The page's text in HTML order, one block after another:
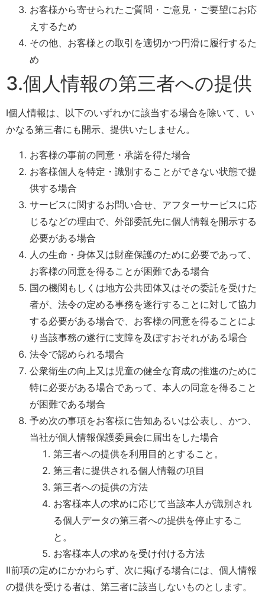
お客様から寄せられたご質問・ご意見・ご要望にお応
えするため
その他、お客様との取引を適切かつ円滑に履行するた
め
3.個人情報の第三者への提供
I個人情報は、以下のいずれかに該当する場合を除いて、い
かなる第三者にも開示、提供いたしません。
お客様の事前の同意・承諾を得た場合
お客様個人を特定・識別することができない状態で提
供する場合
サービスに関するお問い合せ、アフターサービスに応
じるなどの理由で、外部委託先に個人情報を開示する
必要がある場合
人の生命・身体又は財産保護のために必要であって、
お客様の同意を得ることが困難である場合
国の機関もしくは地方公共団体又はその委託を受けた
者が、法令の定める事務を遂行することに対して協力
する必要がある場合で、お客様の同意を得ることによ
り当該事務の遂行に支障を及ぼすおそれがある場合
法令で認められる場合
公衆衛生の向上又は児童の健全な育成の推進のために
特に必要がある場合であって、本人の同意を得ること
が困難である場合
予め次の事項をお客様に告知あるいは公表し、かつ、
当社が個人情報保護委員会に届出をした場合
第三者への提供を利用目的とすること。
第三者に提供される個人情報の項目
第三者への提供の方法
お客様本人の求めに応じて当該本人が識別され
る個人データの第三者への提供を停止するこ
と。
お客様本人の求めを受け付ける方法
II前項の定めにかかわらず、次に掲げる場合には、個人情報
の提供を受ける者は、第三者に該当しないものとします。